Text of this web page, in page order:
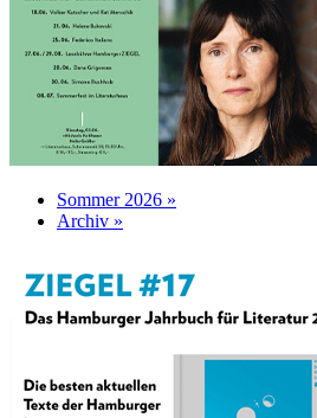
Sommer 2026 »
Archiv »